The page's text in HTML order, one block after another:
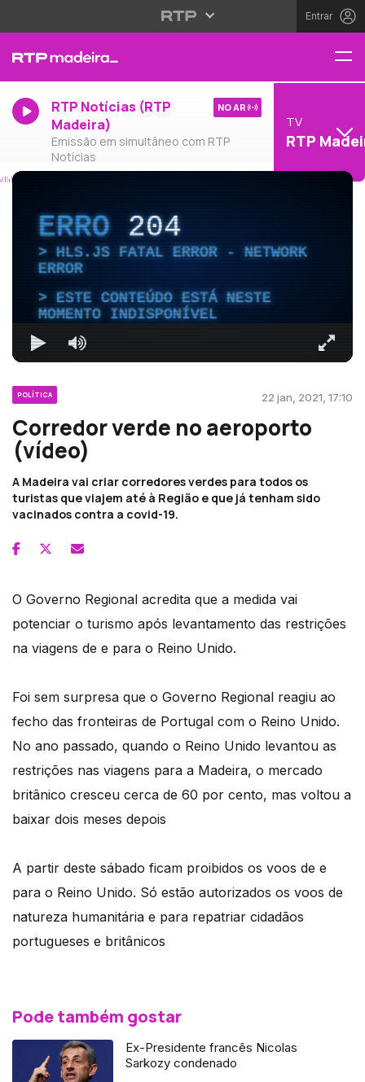
Entrar
RTP Notícias (RTP
Madeira)
Emissão em simultâneo com RTP
Notícias
NO AR
TV
RTP
ERRO204
HLS.JS FATAL ERROR - NETWORK
ERROR
ESTE CONTEÚDO ESTÁ NESTE
MOMENTO INDISPONÍVEL
POLÍTICA 22 jan, 2021, 17:10
Corredor verde no aeroporto
(vídeo)
A Madeira vai criar corredores verdes para todos os
turistas que viajem até à Região e que já tenham sido
vacinados contra a covid-19.
O Governo Regional acredita que a medida vai
potenciar o turismo após levantamento das restrições
na viagens de e para o Reino Unido.
Foi sem surpresa que o Governo Regional reagiu ao
fecho das fronteiras de Portugal com o Reino Unido.
No ano passado, quando o Reino Unido levantou as
restrições nas viagens para a Madeira, o mercado
britânico cresceu cerca de 60 por cento, mas voltou a
baixar dois meses depois
A partir deste sábado ficam proibidos os voos de e
para o Reino Unido. Só estão autorizados os voos de
natureza humanitária e para repatriar cidadãos
portugueses e britânicos
Pode também gostar
Ex-Presidente francês Nicolas
Sarkozy condenado